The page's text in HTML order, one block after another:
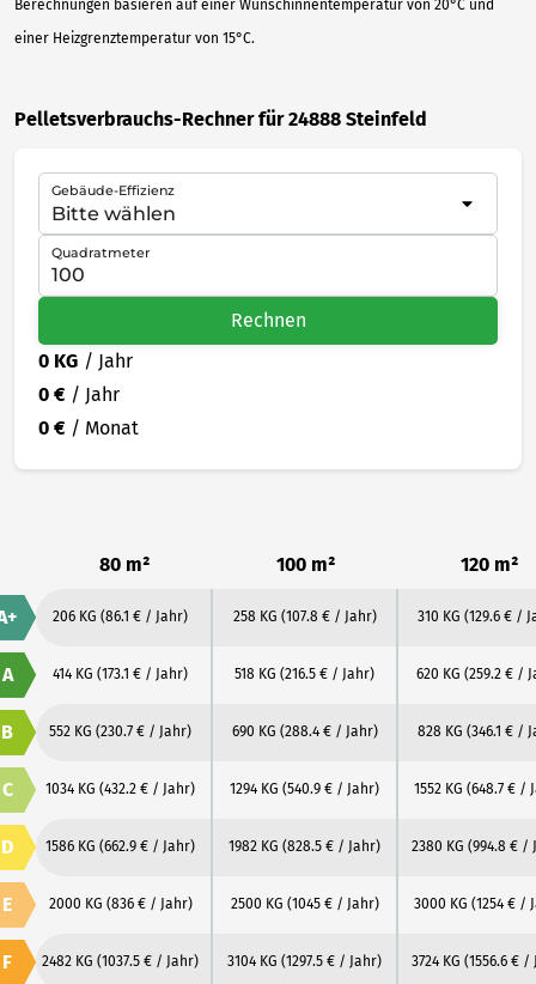
Berechnungen basieren auf einer Wunschinnentemperatur von 20°C und
einer Heizgrenztemperatur von 15°C.
Pelletsverbrauchs-Rechner für 24888 Steinfeld
Gebäude-Effizienz
Quadratmeter
Rechnen
0 KG / Jahr
0 € / Jahr
0 € / Monat
80 m² 100 m² 120 m²
206 KG (86.1 € / Jahr) 258 KG (107.8 € / Jahr) 310 KG (129.6 € /
A 414 KG (173.1 € / Jahr) 518 KG (216.5 € / Jahr) 620 KG (259.2 € /
B 552 KG (230.7 € / Jahr) 690 KG (288.4 € / Jahr) 828 KG (346.1 € /
C 1034 KG (432.2 € / Jahr) 1294 KG (540.9 € / Jahr) 1552 KG (648.7 € /
D 1586 KG (662.9 € / Jahr) 1982 KG (828.5 € / Jahr) 2380 KG (994.8 € /
E 2000 KG (836 € / Jahr) 2500 KG (1045 € / Jahr) 3000 KG (1254 € /
F 2482 KG (1037.5 € / Jahr) 3104 KG (1297.5 € / Jahr) 3724 KG (1556.6 € /